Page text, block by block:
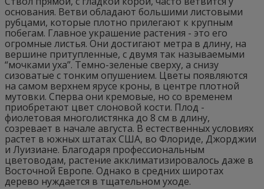
основания. Ветви обладают большими листовыми
рубцами, которые плотно прилегают к крупным
побегам. Главное украшение растения - это его
огромные листья. Они достигают метра в длину, на
вершине притупленные, с двумя так называемыми
“мочками уха”. Темно-зеленые сверху, а снизу
сизоватые с тонким опушением. Цветы появляются
на самом верхнем ярусе кроны, в центре плотной
мутовки. Сперва они кремовые, но со временем
приобретают цвет слоновой кости. Плод -
фиолетовая многолистянка до 8 см в длину,
созревает в начале августа. В естественных условиях
растет в южных штатах США, во Флориде, Джорджии
и Луизиане. Благодаря профессиональным
цветоводам, растение акклиматизировалось даже в
Восточной Европе. Однако в средних широтах
дерево нуждается в тщательном уходе.